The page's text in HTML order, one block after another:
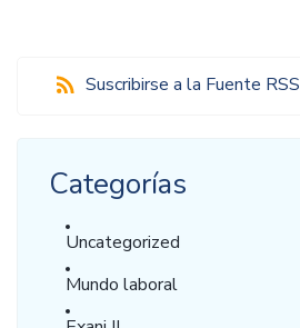
Suscribirse a la Fuente RSS
Categorías
Uncategorized
Mundo laboral